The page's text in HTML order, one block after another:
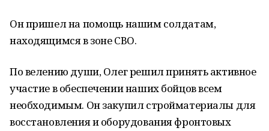
Он пришел на помощь нашим солдатам,
находящимся в зоне СВО.
По велению души, Олег решил принять активное
участие в обеспечении наших бойцов всем
необходимым. Он закупил стройматериалы для
восстановления и оборудования фронтовых